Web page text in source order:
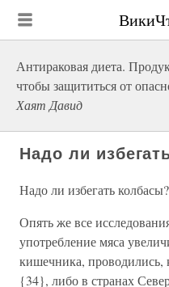
Антираковая диета.
чтобы защититься от
Хаят Давид
Надо ли
Надо ли избегать колбасы?
Опять же все
употребление мяса
кишечника,
{34}, либо в странах